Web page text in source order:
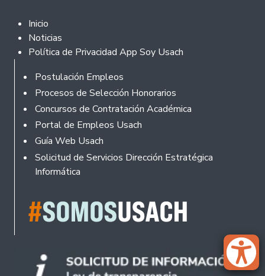
Footer 2
Inicio
Noticias
Política de Privacidad App Soy Usach
Rodapé
Postulación Empleos
Procesos de Selección Honorarios
Concursos de Contratación Académica
Portal de Empleos Usach
Guía Web Usach
Solicitud de Servicios Dirección Estratégica
Informática